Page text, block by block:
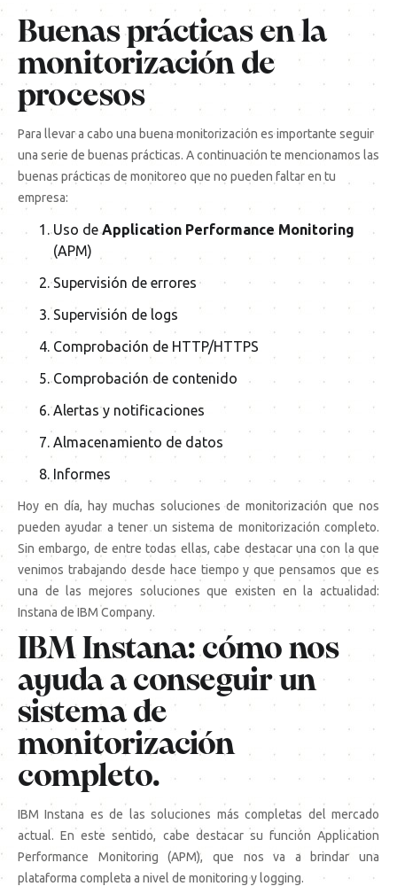
Buenas prácticas en la
monitorización de
procesos
Para llevar a cabo una buena monitorización es importante seguir
una serie de buenas prácticas. A continuación te mencionamos las
buenas prácticas de monitoreo que no pueden faltar en tu
empresa:
Uso deApplication Performance Monitoring
(APM)
Supervisión de errores
Supervisión de logs
Comprobación de HTTP/HTTPS
Comprobación de contenido
Alertas y notificaciones
Almacenamiento de datos
Informes
Hoy en día, hay muchas soluciones de monitorización que nos
pueden ayudar a tener un sistema de monitorización completo.
Sin embargo, de entre todas ellas, cabe destacar una con la que
venimos trabajando desde hace tiempo y que pensamos que es
una de las mejores soluciones que existen en la actualidad:
Instana de IBM Company.
IBM Instana: cómo nos
ayuda a conseguir un
sistema de
monitorización
completo.
IBM Instana es de las soluciones más completas del mercado
actual. En este sentido, cabe destacar su función Application
Performance Monitoring (APM), que nos va a brindar una
plataforma completa a nivel de monitoring y logging.